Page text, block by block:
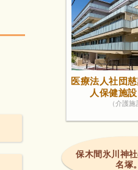
医療法人社団
人保健施
（介護施
保木間氷川神
名塚。